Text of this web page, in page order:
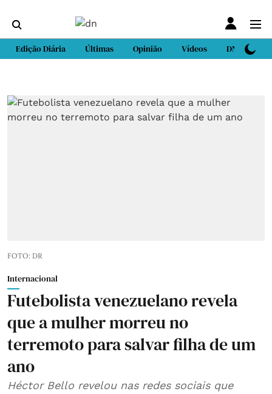
Edição Diária Últimas Opinião Vídeos DN Sport
FOTO: DR
Internacional
Futebolista venezuelano revela
que a mulher morreu no
terremoto para salvar filha de um
ano
Héctor Bello revelou nas redes sociais que